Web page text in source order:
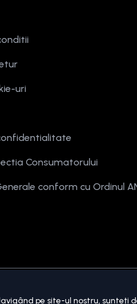
uri
Consumatorului
conform cu Ordinul
sunt rezervate.
pe site-ul nostru, sunteți